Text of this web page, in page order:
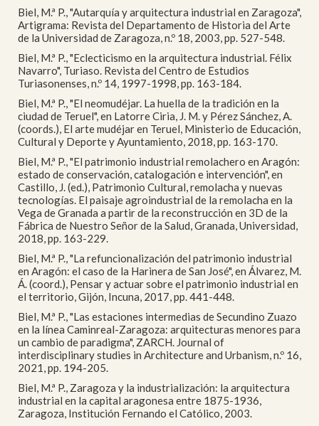
Biel, M.ª P., "Autarquía y arquitectura industrial en Zaragoza",
Artigrama: Revista del Departamento de Historia del Arte
de la Universidad de Zaragoza, n.º 18, 2003, pp. 527-548.
Biel, M.ª P., "Eclecticismo en la arquitectura industrial. Félix
Navarro", Turiaso. Revista del Centro de Estudios
Turiasonenses, n.º 14, 1997-1998, pp. 163-184.
Biel, M.ª P., "El neomudéjar. La huella de la tradición en la
ciudad de Teruel", en Latorre Ciria, J. M. y Pérez Sánchez, A.
(coords.), El arte mudéjar en Teruel, Ministerio de Educación,
Cultural y Deporte y Ayuntamiento, 2018, pp. 163-170.
Biel, M.ª P., "El patrimonio industrial remolachero en Aragón:
estado de conservación, catalogación e intervención", en
Castillo, J. (ed.), Patrimonio Cultural, remolacha y nuevas
tecnologías. El paisaje agroindustrial de la remolacha en la
Vega de Granada a partir de la reconstrucción en 3D de la
Fábrica de Nuestro Señor de la Salud, Granada, Universidad,
2018, pp. 163-229.
Biel, M.ª P., "La refuncionalización del patrimonio industrial
en Aragón: el caso de la Harinera de San José", en Álvarez, M.
Á. (coord.), Pensar y actuar sobre el patrimonio industrial en
el territorio, Gijón, Incuna, 2017, pp. 441-448.
Biel, M.ª P., "Las estaciones intermedias de Secundino Zuazo
en la línea Caminreal-Zaragoza: arquitecturas menores para
un cambio de paradigma", ZARCH. Journal of
interdisciplinary studies in Architecture and Urbanism, n.º 16,
2021, pp. 194-205.
Biel, M.ª P., Zaragoza y la industrialización: la arquitectura
industrial en la capital aragonesa entre 1875-1936,
Zaragoza, Institución Fernando el Católico, 2003.